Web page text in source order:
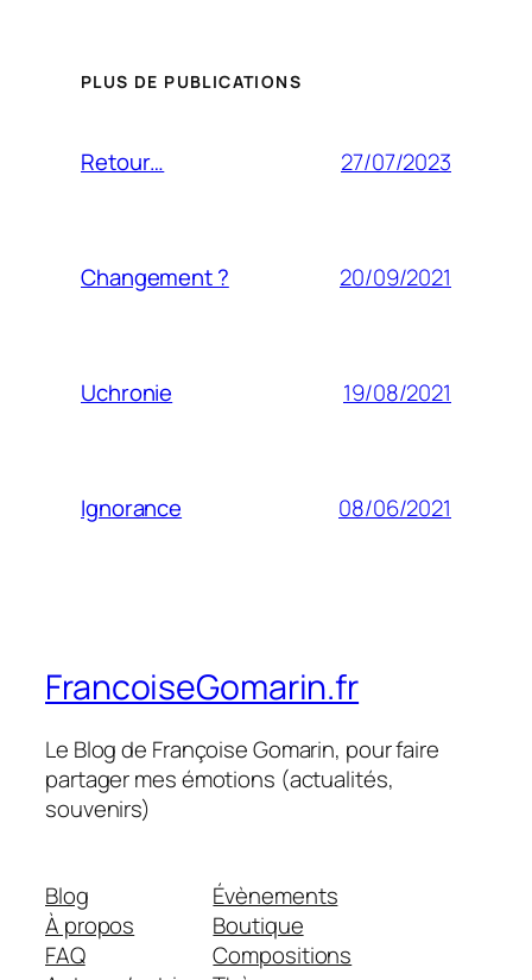
PLUS DE PUBLICATIONS
Retour… 27/07/2023
Changement ? 20/09/2021
Uchronie 19/08/2021
Ignorance 08/06/2021
FrancoiseGomarin.fr
Le Blog de Françoise Gomarin, pour faire
partager mes émotions (actualités,
souvenirs)
Blog
À propos
FAQ
Évènements
Boutique
Compositions